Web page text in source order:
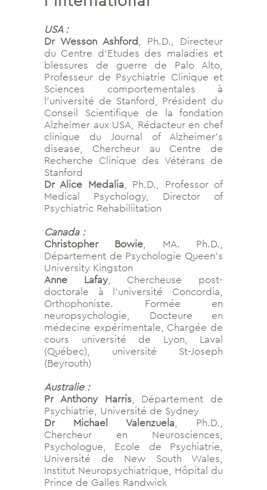
USA :
Dr Wesson Ashford, Ph.D., Directeur
du Centre d’Etudes des maladies et
blessures de guerre de Palo Alto,
Professeur de Psychiatrie Clinique et
Sciences comportementales à
l’université de Stanford, Président du
Conseil Scientifique de la fondation
Alzheimer aux USA, Rédacteur en chef
clinique du Journal of Alzheimer’s
disease, Chercheur au Centre de
Recherche Clinique des Vétérans de
Stanford
Dr Alice Medalia, Ph.D., Professor of
Medical Psychology, Director of
Psychiatric Rehabiliitation
Canada :
Christopher Bowie, MA. Ph.D.,
Département de Psychologie Queen’s
University Kingston
Anne Lafay, Chercheuse post-
doctorale à l’université Concordia,
Orthophoniste. Formée en
neuropsychologie, Docteure en
médecine expérimentale, Chargée de
cours université de Lyon, Laval
(Québec), université St-Joseph
(Beyrouth)
Australie :
Pr Anthony Harris, Département de
Psychiatrie, Université de Sydney
Dr Michael Valenzuela, Ph.D.,
Chercheur en Neurosciences,
Psychologue, Ecole de Psychiatrie,
Université de New South Wales,
Institut Neuropsychiatrique, Hôpital du
Prince de Galles Randwick